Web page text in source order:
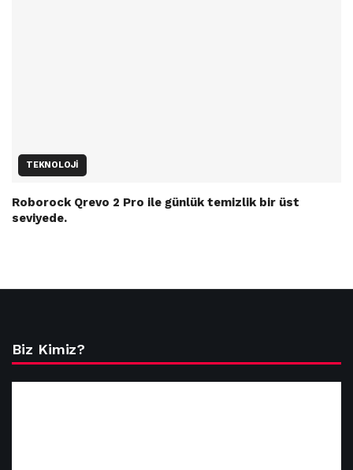
TEKNOLOJI
Roborock Qrevo 2 Pro ile günlük temizlik bir üst
seviyede.
Biz Kimiz?